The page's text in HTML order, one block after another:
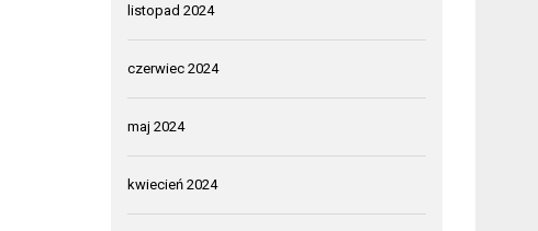
listopad 2024
czerwiec 2024
maj 2024
kwiecień 2024